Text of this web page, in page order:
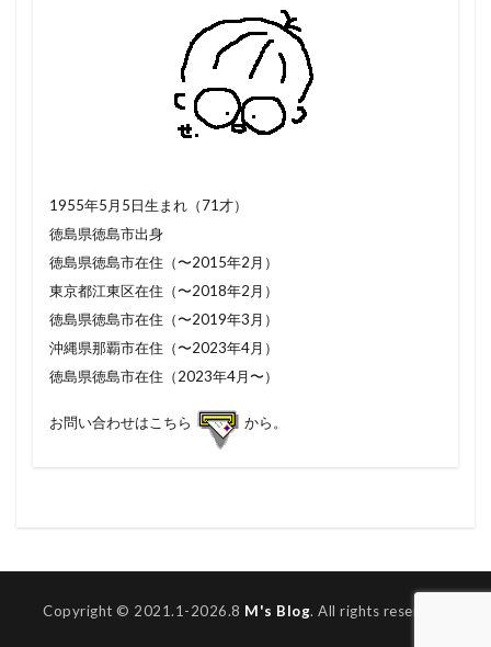
1955年5月5日生まれ（71才）
徳島県徳島市出身
徳島県徳島市在住（〜2015年2月）
東京都江東区在住（〜2018年2月）
徳島県徳島市在住（〜2019年3月）
沖縄県那覇市在住（〜2023年4月）
徳島県徳島市在住（2023年4月〜）
お問い合わせはこちら から。
Copyright © 2021.1-2026.8 M's Blog. All rights reserved.